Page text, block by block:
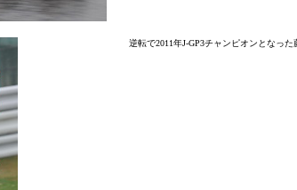
逆転で2011年J-GP3チャンピオンとなった